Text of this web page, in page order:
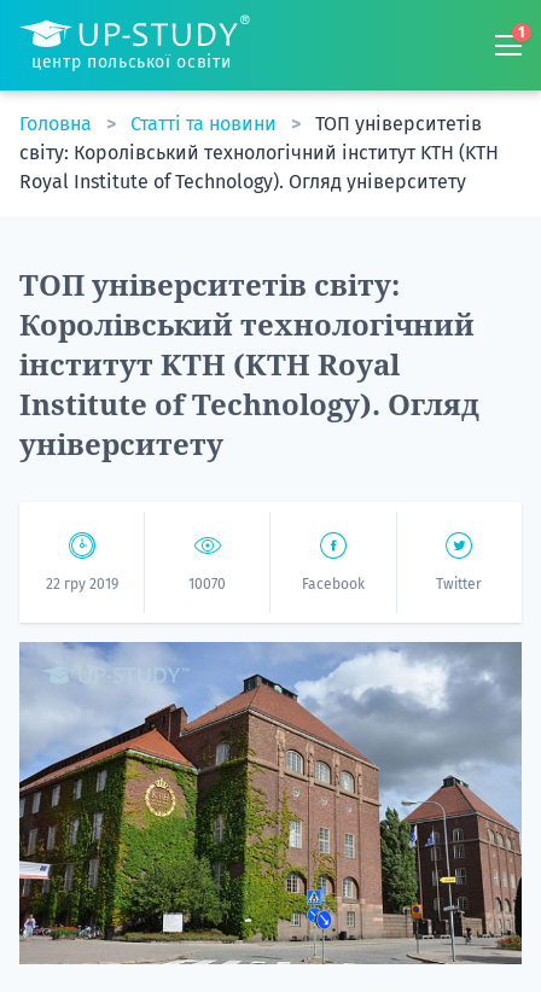
центр польської освіти
1
Головна Статті та новини
ТОП університетів
світу: Королівський технологічний інститут KTH (KTH
Royal Institute of Technology). Огляд університету
ТОП університетів світу:
Королівський технологічний
інститут KTH (KTH Royal
Institute of Technology). Огляд
університету
22 гру 2019 10070 Facebook Twitter
НАБІР
вступ на